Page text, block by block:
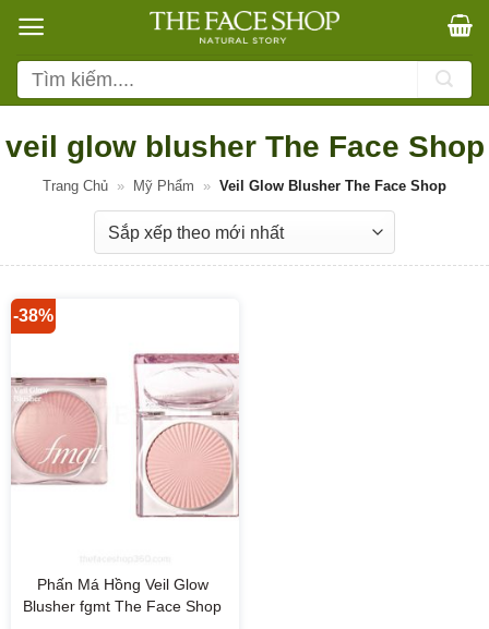
qua
nội
dung
Tìm
kiếm:
veil glow blusher The Face Shop
Trang Chủ » Mỹ Phẩm » Veil Glow Blusher The Face Shop
-38%
Phấn Má Hồng Veil Glow
Blusher fgmt The Face Shop